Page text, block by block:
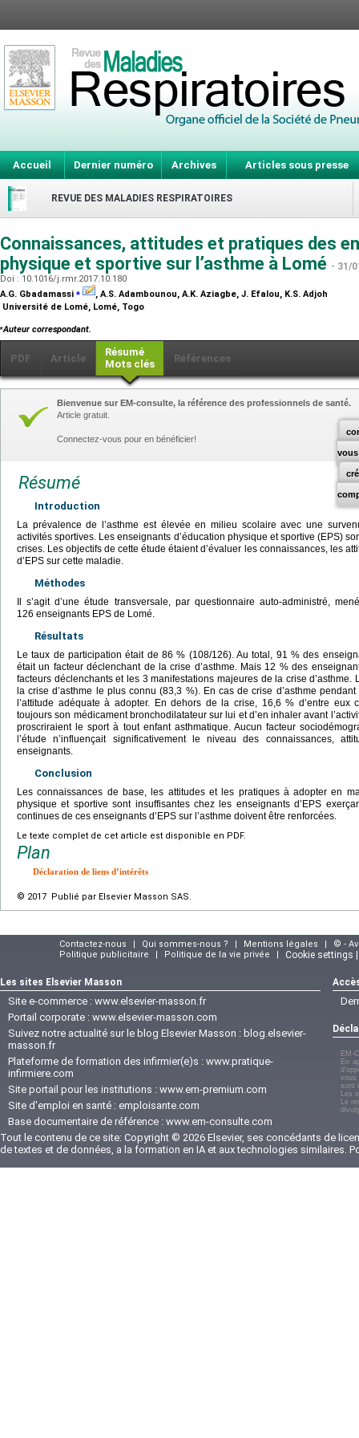
Accueil Dernier numéro Archives Articles sous presse
REVUE DES MALADIES RESPIRATOIRES
Connaissances, attitudes et pratiques des
physique et sportive sur l’asthme à Lomé - 31/
Doi : 10.1016/j.rmr.2017.10.180
A.G. Gbadamassi ⁎
, A.S. Adambounou, A.K. Aziagbe, J. Efalou, K.S. Adjoh
Université de Lomé, Lomé, Togo
⁎Auteur correspondant.
PDF Article
Résumé
Mots clés
Références
vous
Bienvenue sur EM-consulte, la référence des professionnels de santé.
Article gratuit.
Connectez-vous pour en bénéficier!
Résumé
Introduction
La prévalence de l’asthme est élevée en milieu scolaire avec une
activités sportives. Les enseignants d’éducation physique et sportive (EPS)
crises. Les objectifs de cette étude étaient d’évaluer les connaissances, les
d’EPS sur cette maladie.
Méthodes
Il s’agit d’une étude transversale, par questionnaire auto-administré,
126 enseignants EPS de Lomé.
Résultats
Le taux de participation était de 86 % (108/126). Au total, 91 % des
était un facteur déclenchant de la crise d’asthme. Mais 12 % des
facteurs déclenchants et les 3 manifestations majeures de la crise
la crise d’asthme le plus connu (83,3 %). En cas de crise d’asthme
l’attitude adéquate à adopter. En dehors de la crise, 16,6 % d’entre eux
toujours son médicament bronchodilatateur sur lui et d’en inhaler avant
proscriraient le sport à tout enfant asthmatique. Aucun facteur
l’étude n’influençait significativement le niveau des connaissances,
enseignants.
Conclusion
Les connaissances de base, les attitudes et les pratiques à adopter en
physique et sportive sont insuffisantes chez les enseignants d’EPS
continues de ces enseignants d’EPS sur l’asthme doivent être renforcées.
Le texte complet de cet article est disponible en PDF.
Plan
Déclaration de liens d’intérêts
© 2017 Publié par Elsevier Masson SAS.
Contactez-nous Qui sommes-nous ? Mentions légales
© -
Politique publicitaire
Politique de la vie privée Cookie settings
Les sites Elsevier Masson
Site e-commerce : www.elsevier-masson.fr
Portail corporate : www.elsevier-masson.com
Suivez notre actualité sur le blog Elsevier Masson : blog.elsevier-
masson.fr
Plateforme de formation des infirmier(e)s : www.pratique-
infirmiere.com
Site portail pour les institutions : www.em-premium.com
Site d'emploi en santé : emploisante.com
Base documentaire de référence : www.em-consulte.com
EM-
En
vous
sont
Les
Le
Tout le contenu de ce site: Copyright © 2026 Elsevier, ses concédants de
de textes et de données, a la formation en IA et aux technologies similaires.